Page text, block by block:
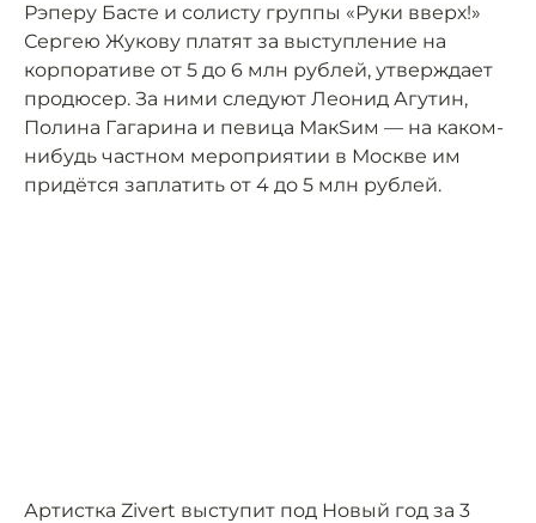
Рэперу Басте и солисту группы «Руки вверх!»
Сергею Жукову платят за выступление на
корпоративе от 5 до 6 млн рублей, утверждает
продюсер. За ними следуют Леонид Агутин,
Полина Гагарина и певица МакSим — на каком-
нибудь частном мероприятии в Москве им
придётся заплатить от 4 до 5 млн рублей.
Артистка Zivert выступит под Новый год за 3